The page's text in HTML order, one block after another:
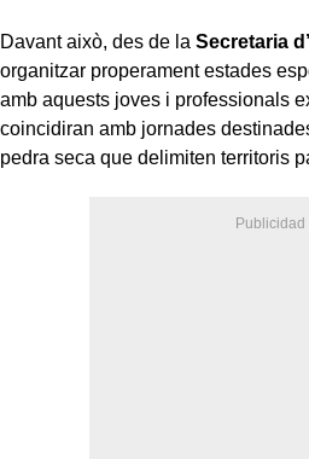
Davant això, des de la Secretaria
organitzar properament estades
amb aquests joves i professionals
coincidiran amb jornades
pedra seca que delimiten territoris